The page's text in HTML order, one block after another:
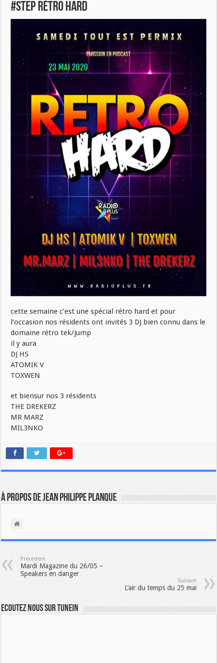
#STEP rétro hard
cette semaine c’est une spécial rétro hard et pour
l’occasion nos résidents ont invités 3 DJ bien connu dans le
domaine rétro tek/jump
il y aura
DJ HS
ATOMIK V
TOXWEN
et biensur nos 3 résidents
THE DREKERZ
MR MARZ
MIL3NKO
À propos de Jean Philippe Planque
Précédent
Mardi Magazine du 26/05 –
Speakers en danger
Suivant
L’air du temps du 25 mai
Ecoutez nous sur TuneIn